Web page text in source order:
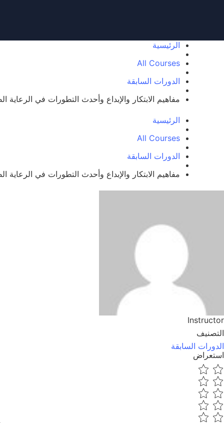
الرئيسية
All Courses
الدورات السابقة
مفاهيم الابتكار والإبداع وأحدث التطورات في الرعاية
الرئيسية
All Courses
الدورات السابقة
مفاهيم الابتكار والإبداع وأحدث التطورات في الرعاية
Instructor
التصنيف
الدورات السابقة
استعراض